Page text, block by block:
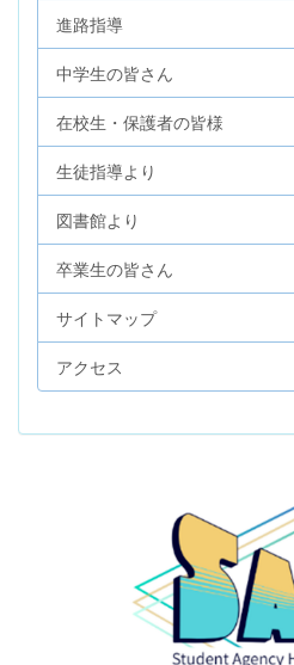
進路指導
中学生の皆さん
在校生・保護者の皆様
生徒指導より
図書館より
卒業生の皆さん
サイトマップ
アクセス